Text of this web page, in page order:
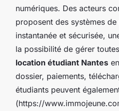
numériques. Des acteurs
proposent des systèmes
instantanée et sécurisée,
la possibilité de gérer
location étudiant Nantes
dossier, paiements,
étudiants peuvent
(https://